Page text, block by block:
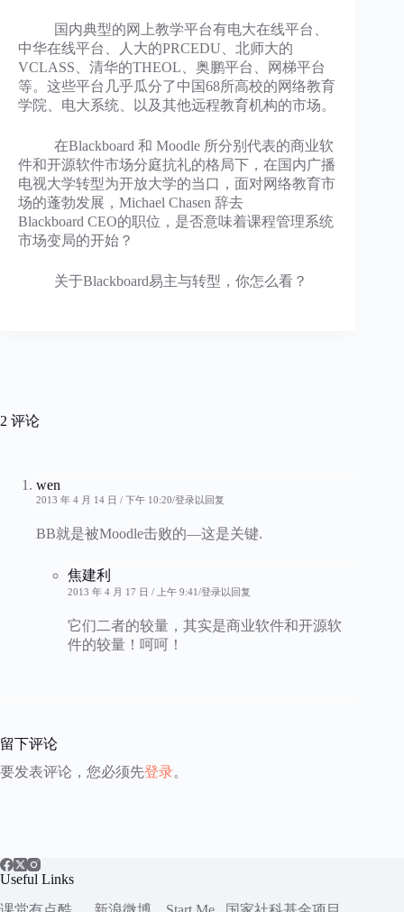
国内典型的网上教学平台有电大在线平台、
中华在线平台、人大的PRCEDU、北师大的
VCLASS、清华的THEOL、奥鹏平台、网梯平台
等。这些平台几乎瓜分了中国68所高校的网络教育
学院、电大系统、以及其他远程教育机构的市场。
在Blackboard 和 Moodle 所分别代表的商业软
件和开源软件市场分庭抗礼的格局下，在国内广播
电视大学转型为开放大学的当口，面对网络教育市
场的蓬勃发展，Michael Chasen 辞去
Blackboard CEO的职位，是否意味着课程管理系统
市场变局的开始？
关于Blackboard易主与转型，你怎么看？
2 评论
wen
2013 年 4 月 14 日 / 下午 10:20 登录以回复
BB就是被Moodle击败的—这是关键.
焦建利
2013 年 4 月 17 日 / 上午 9:41 登录以回复
它们二者的较量，其实是商业软件和开源软
件的较量！呵呵！
留下评论
要发表评论，您必须先登录。
Useful Links